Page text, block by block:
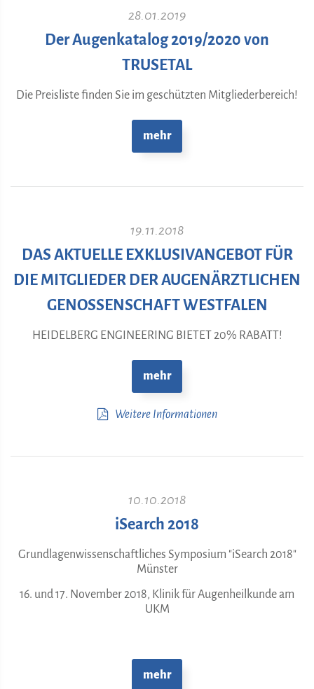
28.01.2019
Der Augenkatalog 2019/2020 von
TRUSETAL
Die Preisliste finden Sie im geschützten Mitgliederbereich!
mehr
19.11.2018
DAS AKTUELLE EXKLUSIVANGEBOT FÜR
DIE MITGLIEDER DER AUGENÄRZTLICHEN
GENOSSENSCHAFT WESTFALEN
HEIDELBERG ENGINEERING BIETET 20% RABATT!
mehr
Weitere Informationen
10.10.2018
iSearch 2018
Grundlagenwissenschaftliches Symposium "iSearch 2018"
Münster
16. und 17. November 2018, Klinik für Augenheilkunde am
UKM
mehr